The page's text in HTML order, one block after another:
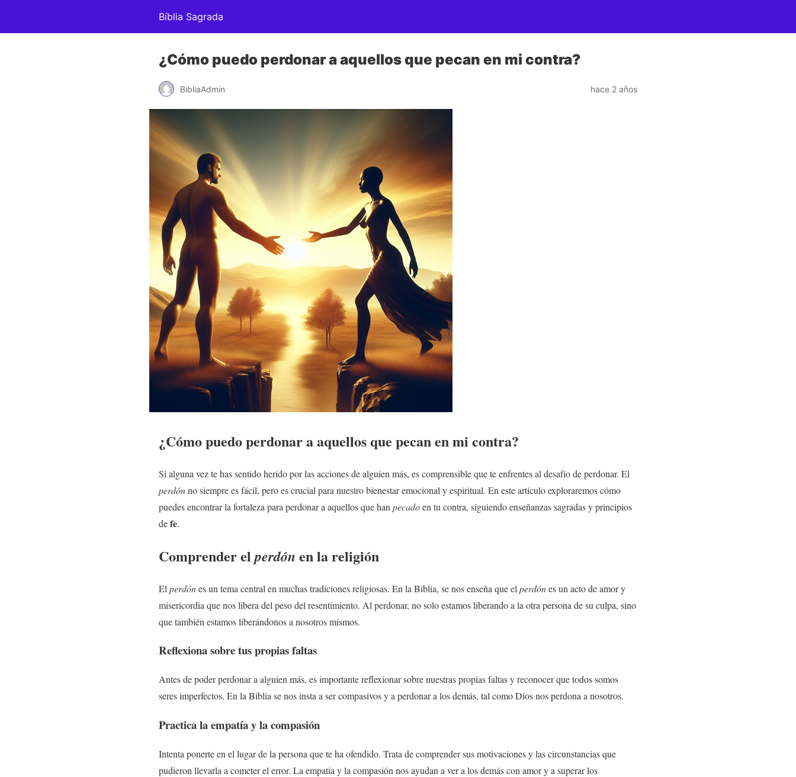
Bíblia Sagrada
¿Cómo puedo perdonar a aquellos que pecan en mi contra?
BibliaAdmin hace 2 años
¿Cómo puedo perdonar a aquellos que pecan en mi contra?
Si alguna vez te has sentido herido por las acciones de alguien más, es comprensible que te enfrentes al desafío de perdonar. El
perdónno siempre es fácil, pero es crucial para nuestro bienestar emocional y espiritual. En este artículo exploraremos cómo
puedes encontrar la fortaleza para perdonar a aquellos que han pecadoen tu contra, siguiendo enseñanzas sagradas y principios
defe.
Comprender elperdón en la religión
El perdónes un tema central en muchas tradiciones religiosas. En la Biblia, se nos enseña que el perdónes un acto de amor y
misericordia que nos libera del peso del resentimiento. Al perdonar, no solo estamos liberando a la otra persona de su culpa, sino
que también estamos liberándonos a nosotros mismos.
Reflexiona sobre tus propias faltas
Antes de poder perdonar a alguien más, es importante reflexionar sobre nuestras propias faltas y reconocer que todos somos
seres imperfectos. En la Biblia se nos insta a ser compasivos y a perdonar a los demás, tal como Dios nos perdona a nosotros.
Practica la empatía y la compasión
Intenta ponerte en el lugar de la persona que te ha ofendido. Trata de comprender sus motivaciones y las circunstancias que
pudieron llevarla a cometer el error. La empatía y la compasión nos ayudan a ver a los demás con amor y a superar los